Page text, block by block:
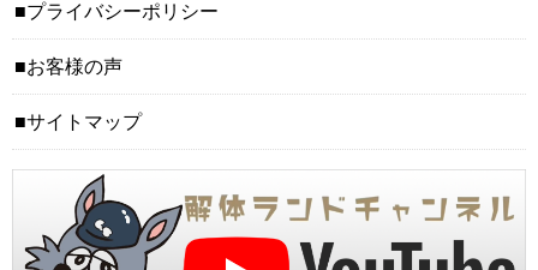
プライバシーポリシー
お客様の声
サイトマップ